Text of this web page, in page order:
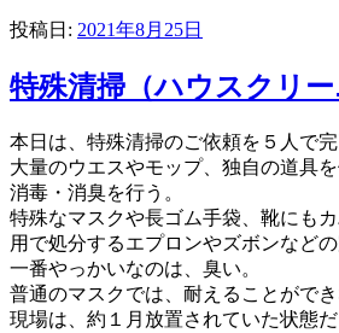
投稿日: 2021年8月25日
特殊清掃（ハウスクリー
本日は、特殊清掃のご依頼を５人で完
大量のウエスやモップ、独自の道具
消毒・消臭を行う。
特殊なマスクや長ゴム手袋、靴にも
用で処分するエプロンやズボンなどの
一番やっかいなのは、臭い。
普通のマスクでは、耐えることができ
現場は、約１月放置されていた状態だ